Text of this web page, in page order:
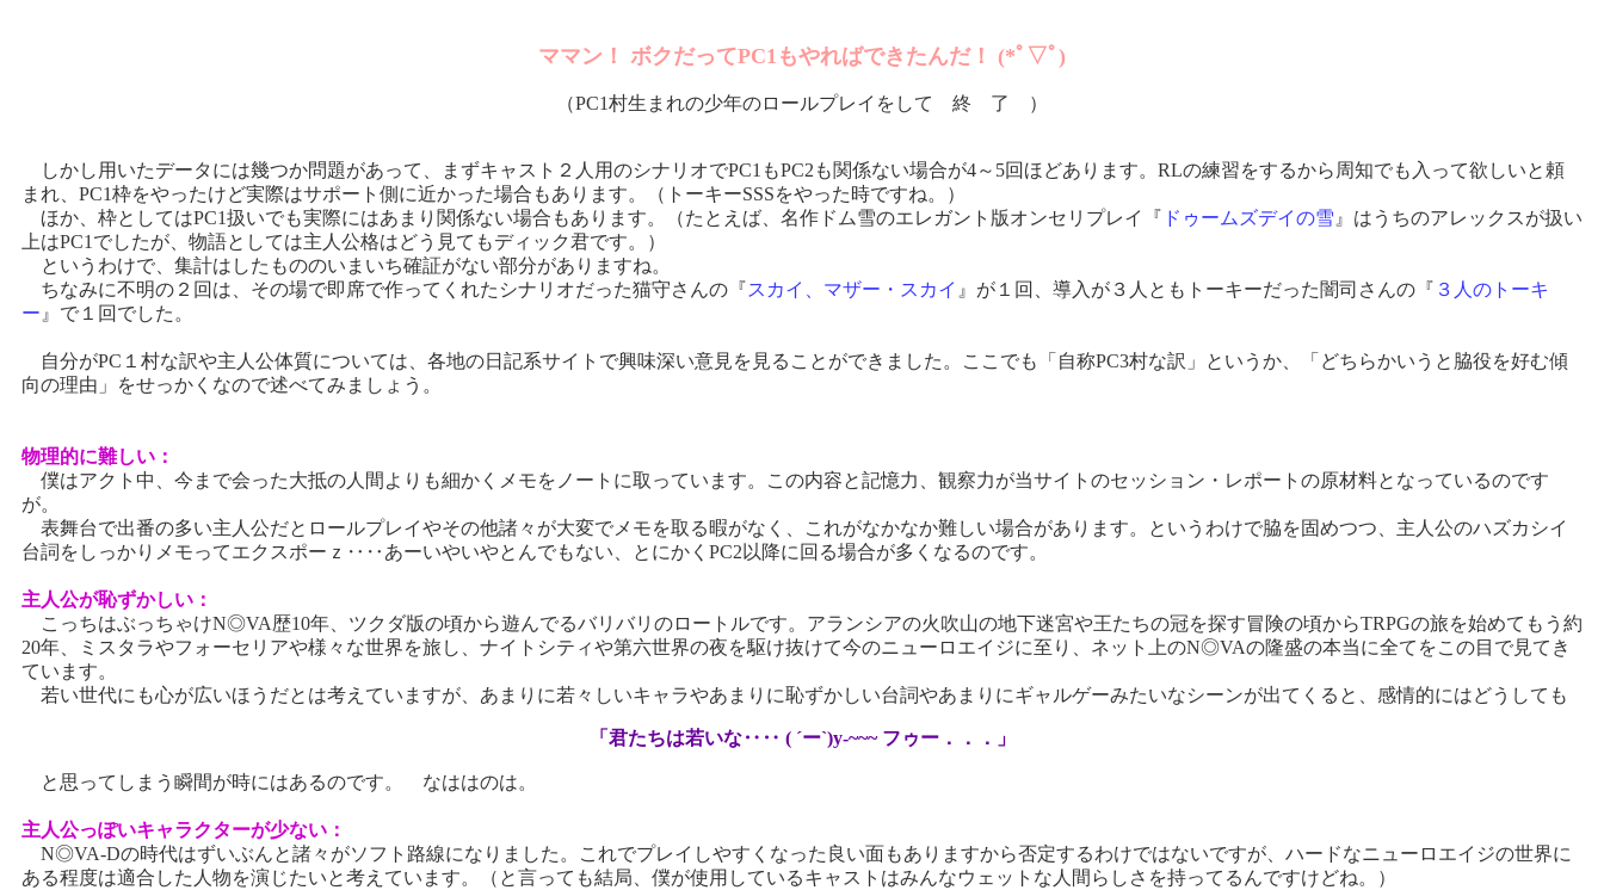
ママン！ ボクだってPC1もやればできたんだ！ (*ﾟ▽ﾟ)
（PC1村生まれの少年のロールプレイをして 終 了 ）
しかし用いたデータには幾つか問題があって、まずキャスト２人用のシナリオでPC1もPC2も関係ない場合が4～5回ほどあります。RLの練習をするから周知でも入って欲しいと頼
まれ、PC1枠をやったけど実際はサポート側に近かった場合もあります。（トーキーSSSをやった時ですね。）
ほか、枠としてはPC1扱いでも実際にはあまり関係ない場合もあります。（たとえば、名作ドム雪のエレガント版オンセリプレイ『 ドゥームズデイの雪 』はうちのアレックスが扱い
上はPC1でしたが、物語としては主人公格はどう見てもディック君です。）
というわけで、集計はしたもののいまいち確証がない部分がありますね。
ちなみに不明の２回は、その場で即席で作ってくれたシナリオだった猫守さんの『スカイ、マザー・スカイ 』が１回、導入が３人ともトーキーだった闇司さんの『 ３人のトーキ
ー 』で１回でした。
自分がPC１村な訳や主人公体質については、各地の日記系サイトで興味深い意見を見ることができました。ここでも「自称PC3村な訳」というか、「どちらかいうと脇役を好む傾
向の理由」をせっかくなので述べてみましょう。
物理的に難しい：
僕はアクト中、今まで会った大抵の人間よりも細かくメモをノートに取っています。この内容と記憶力、観察力が当サイトのセッション・レポートの原材料となっているのです
が。
表舞台で出番の多い主人公だとロールプレイやその他諸々が大変でメモを取る暇がなく、これがなかなか難しい場合があります。というわけで脇を固めつつ、主人公のハズカシイ
台詞をしっかりメモってエクスポーｚ‥‥あーいやいやとんでもない、とにかくPC2以降に回る場合が多くなるのです。
主人公が恥ずかしい：
こっちはぶっちゃけN◎VA歴10年、ツクダ版の頃から遊んでるバリバリのロートルです。アランシアの火吹山の地下迷宮や王たちの冠を探す冒険の頃からTRPGの旅を始めてもう約
20年、ミスタラやフォーセリアや様々な世界を旅し、ナイトシティや第六世界の夜を駆け抜けて今のニューロエイジに至り、ネット上のN◎VAの隆盛の本当に全てをこの目で見てき
ています。
若い世代にも心が広いほうだとは考えていますが、あまりに若々しいキャラやあまりに恥ずかしい台詞やあまりにギャルゲーみたいなシーンが出てくると、感情的にはどうしても
「君たちは若いな‥‥ ( ´ー`)y-~~~ フゥー．．．」
と思ってしまう瞬間が時にはあるのです。 なははのは。
主人公っぽいキャラクターが少ない：
N◎VA-Dの時代はずいぶんと諸々がソフト路線になりました。これでプレイしやすくなった良い面もありますから否定するわけではないですが、ハードなニューロエイジの世界に
ある程度は適合した人物を演じたいと考えています。（と言っても結局、僕が使用しているキャストはみんなウェットな人間らしさを持ってるんですけどね。）